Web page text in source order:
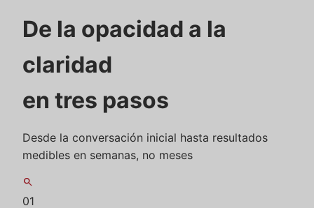
De la opacidad a la
claridad
en tres pasos
Desde la conversación inicial hasta resultados
medibles en semanas, no meses
search
01